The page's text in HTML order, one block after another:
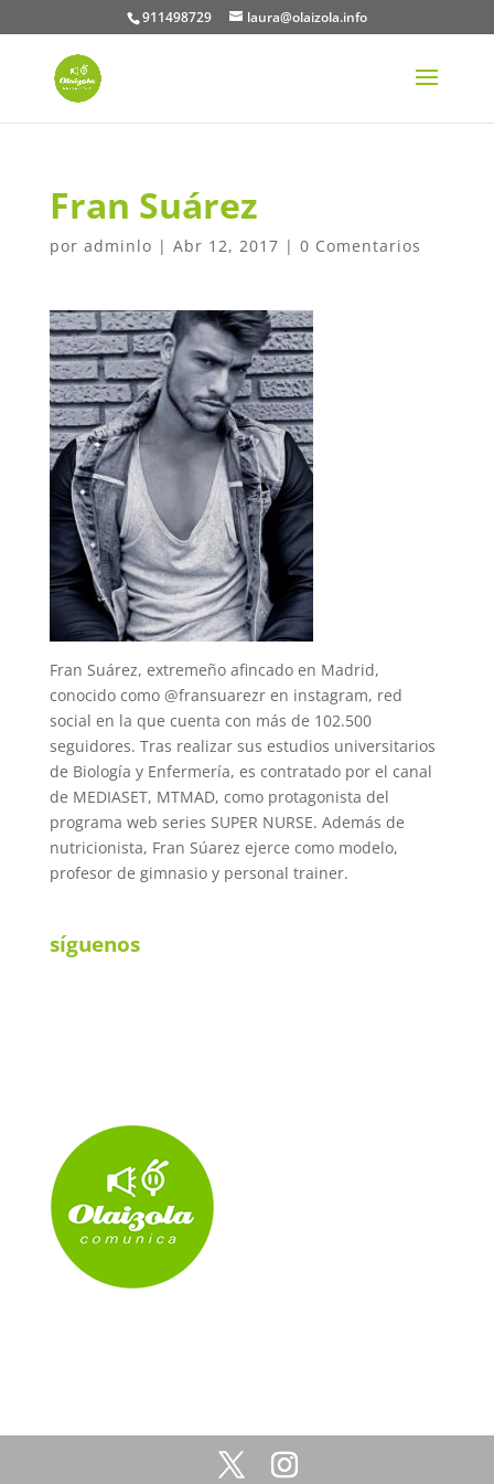
911498729 laura@olaizola.info
Fran Suárez
por adminlo | Abr 12, 2017 | 0 Comentarios
Fran Suárez, extremeño afincado en Madrid,
conocido como @fransuarezr en instagram, red
social en la que cuenta con más de 102.500
seguidores. Tras realizar sus estudios universitarios
de Biología y Enfermería, es contratado por el canal
de MEDIASET, MTMAD, como protagonista del
programa web series SUPER NURSE. Además de
nutricionista, Fran Súarez ejerce como modelo,
profesor de gimnasio y personal trainer.
síguenos